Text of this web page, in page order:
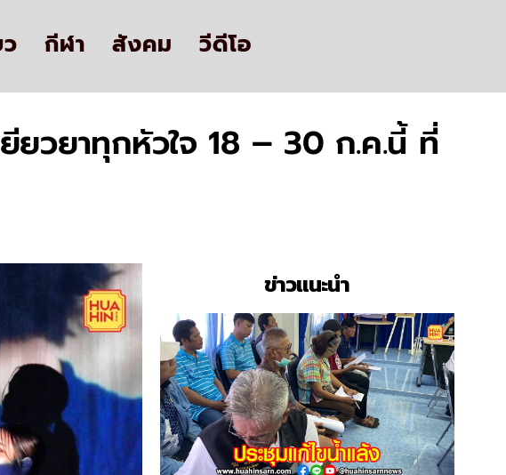
กีฬา สังคม วีดีโอ
ยวยาทุกหัวใจ 18 – 30 ก.ค.นี้ ที่
ข่าวแนะนำ